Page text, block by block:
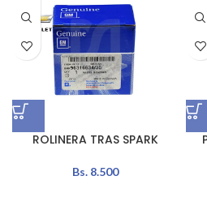
ROLINERA TRAS SPARK
Bs.8.500